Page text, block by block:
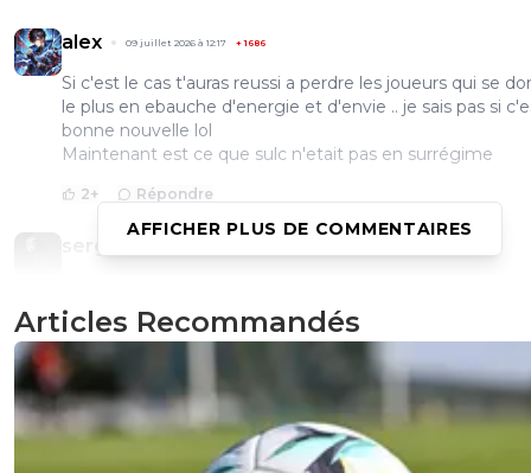
alex 09 juillet 2026 à 12:17 +1686
Si c'est le cas t'auras reussi a perdre les joueurs qui se
le plus en ebauche d'energie et d'envie .. je sais pas si
bonne nouvelle lol
Maintenant est ce que sulc n'etait pas en surrégime
2+ Répondre
1 Répondre
silhent38
Mais sérieux foot 01 c'est les rois des fake news. Info
AFFICHER PLUS DE COMMENTAIRES
Articles Recommandés